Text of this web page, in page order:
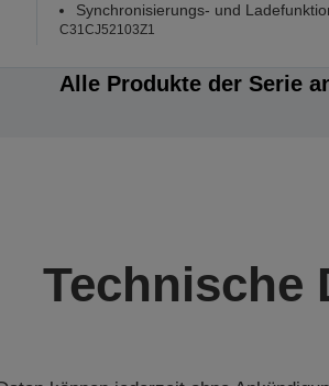
Synchronisierungs- und
C31CJ52103Z1
Alle Produkte der Serie
Technische